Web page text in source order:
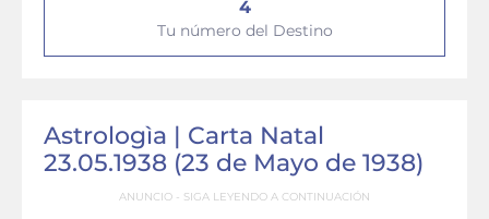
4
Tu número del Destino
Astrologìa | Carta Natal
23.05.1938 (23 de Mayo de 1938)
ANUNCIO - SIGA LEYENDO A CONTINUACIÓN